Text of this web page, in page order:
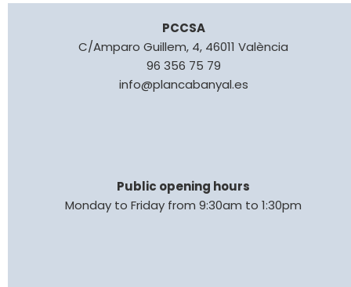
PCCSA
C/Amparo Guillem, 4, 46011 València
96 356 75 79
info@plancabanyal.es
Public opening hours
Monday to Friday from 9:30am to 1:30pm